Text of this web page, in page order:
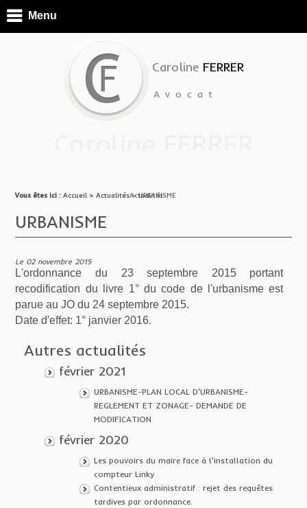
Vous êtes ici : Accueil > ActualitésActualités
Vous êtes ici : Accueil >Actualités> URBANISME
URBANISME
Le 02 novembre 2015
L'ordonnance du 23 septembre 2015 portant
recodification du livre 1° du code de l'urbanisme est
parue au JO du 24 septembre 2015.
Date d'effet: 1° janvier 2016.
Autres actualités
février 2021
URBANISME-PLAN LOCAL D'URBANISME-
REGLEMENT ET ZONAGE- DEMANDE DE
MODIFICATION
février 2020
Les pouvoirs du maire face à l'installation du
compteur Linky
Contentieux administratif : rejet des requêtes
tardives par ordonnance.
Menu
Caroline FERRER
Avocat